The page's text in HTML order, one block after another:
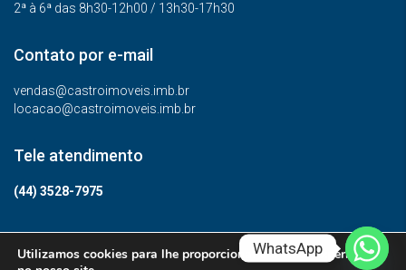
2ª à 6ª das 8h30-12h00 / 13h30-17h30
Contato por e-mail
vendas@castroimoveis.imb.br
locacao@castroimoveis.imb.br
Tele atendimento
(44) 3528-7975
© Todos os direitos reservados.
Utilizamos cookies para lhe proporcionar a melhor experiência
WhatsApp